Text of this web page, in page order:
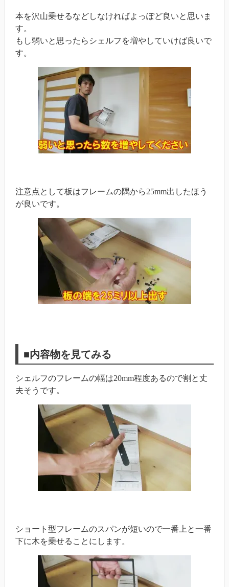
本を沢山乗せるなどしなければよっぽど良いと思いま
す。
もし弱いと思ったらシェルフを増やしていけば良いで
す。
注意点として板はフレームの隅から25mm出したほう
が良いです。
■内容物を見てみる
シェルフのフレームの幅は20mm程度あるので割と丈
夫そうです。
ショート型フレームのスパンが短いので一番上と一番
下に木を乗せることにします。